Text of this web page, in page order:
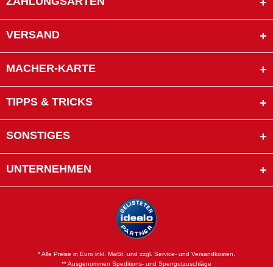
VERSAND
MACHER-KARTE
TIPPS & TRICKS
SONSTIGES
UNTERNEHMEN
* Alle Preise in Euro inkl. MwSt. und zzgl. Service- und Versandkosten.
** Ausgenommen Speditions- und Sperrgutzuschläge